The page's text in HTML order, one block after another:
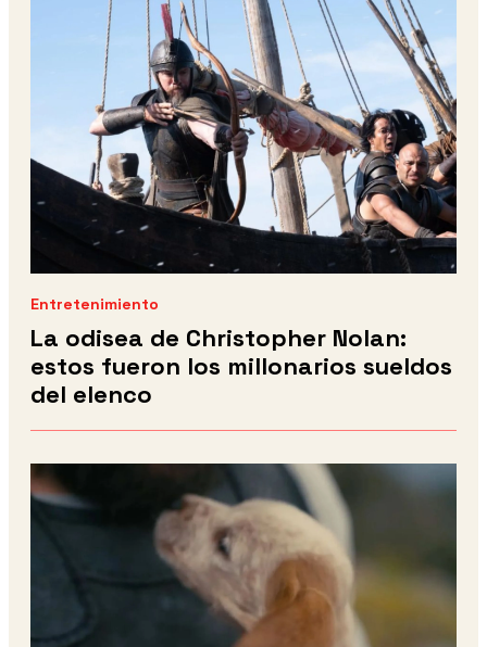
Entretenimiento
La odisea de Christopher Nolan:
estos fueron los millonarios sueldos
del elenco